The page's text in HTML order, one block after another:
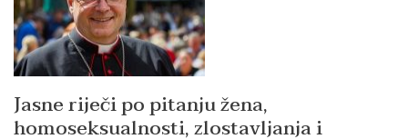
Jasne riječi po pitanju žena,
homoseksualnosti, zlostavljanja i